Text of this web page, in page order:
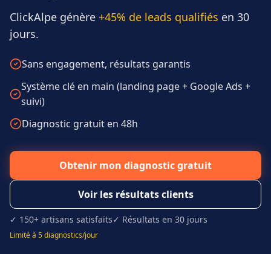
ClickAlpe génère +45% de leads qualifiés en 30
jours.
Sans engagement, résultats garantis
Système clé en main (landing page + Google Ads +
suivi)
Diagnostic gratuit en 48h
Obtenir mon diagnostic gratuit
Voir les résultats clients
✓ 150+ artisans satisfaits✓ Résultats en 30 jours
Limité à 5 diagnostics/jour